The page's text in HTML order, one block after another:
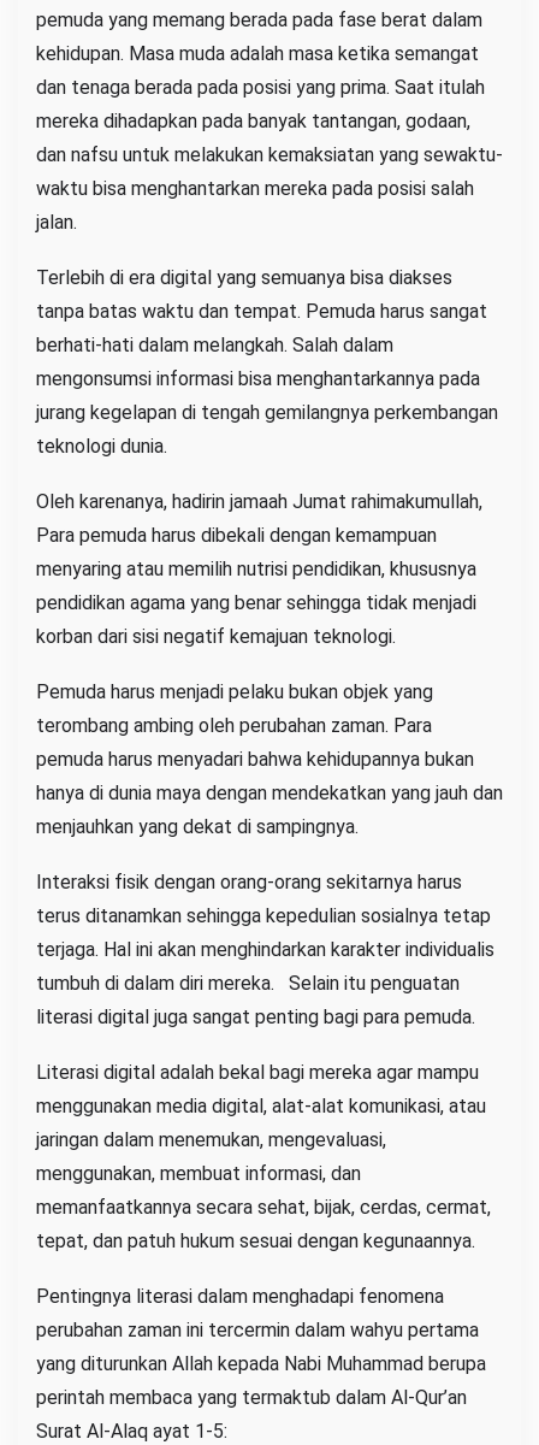
pemuda yang memang berada pada fase berat dalam
kehidupan. Masa muda adalah masa ketika semangat
dan tenaga berada pada posisi yang prima. Saat itulah
mereka dihadapkan pada banyak tantangan, godaan,
dan nafsu untuk melakukan kemaksiatan yang sewaktu-
waktu bisa menghantarkan mereka pada posisi salah
jalan.
Terlebih di era digital yang semuanya bisa diakses
tanpa batas waktu dan tempat. Pemuda harus sangat
berhati-hati dalam melangkah. Salah dalam
mengonsumsi informasi bisa menghantarkannya pada
jurang kegelapan di tengah gemilangnya perkembangan
teknologi dunia.
Oleh karenanya, hadirin jamaah Jumat rahimakumullah,
Para pemuda harus dibekali dengan kemampuan
menyaring atau memilih nutrisi pendidikan, khususnya
pendidikan agama yang benar sehingga tidak menjadi
korban dari sisi negatif kemajuan teknologi.
Pemuda harus menjadi pelaku bukan objek yang
terombang ambing oleh perubahan zaman. Para
pemuda harus menyadari bahwa kehidupannya bukan
hanya di dunia maya dengan mendekatkan yang jauh dan
menjauhkan yang dekat di sampingnya.
Interaksi fisik dengan orang-orang sekitarnya harus
terus ditanamkan sehingga kepedulian sosialnya tetap
terjaga. Hal ini akan menghindarkan karakter individualis
tumbuh di dalam diri mereka. Selain itu penguatan
literasi digital juga sangat penting bagi para pemuda.
Literasi digital adalah bekal bagi mereka agar mampu
menggunakan media digital, alat-alat komunikasi, atau
jaringan dalam menemukan, mengevaluasi,
menggunakan, membuat informasi, dan
memanfaatkannya secara sehat, bijak, cerdas, cermat,
tepat, dan patuh hukum sesuai dengan kegunaannya.
Pentingnya literasi dalam menghadapi fenomena
perubahan zaman ini tercermin dalam wahyu pertama
yang diturunkan Allah kepada Nabi Muhammad berupa
perintah membaca yang termaktub dalam Al-Qur’an
Surat Al-Alaq ayat 1-5: